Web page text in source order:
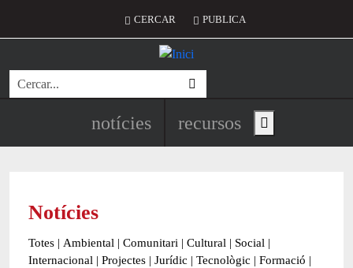
Menú del compte d'usuari
CERCAR PUBLICA
Cerca
Navegació principal de
notícies recursos Show main menu
Notícies
Totes | Ambiental | Comunitari | Cultural | Social |
Internacional | Projectes | Jurídic | Tecnològic | Formació |